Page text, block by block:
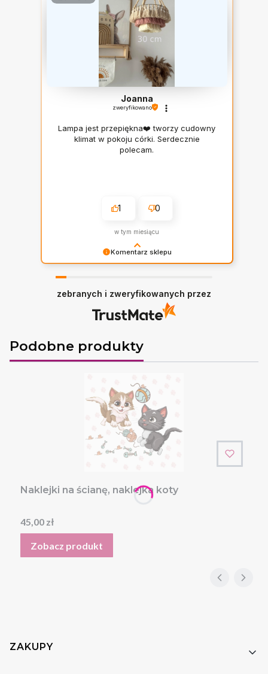
Komentarz sklepu
możemy zapewnić odpowiednią obsługę tak
świetnym klientom. Dziękujemy raz jeszcze!
Joanna
zweryfikowano
Lampa jest przepiękna❤️ tworzy cudowny
klimat w pokoju córki. Serdecznie
polecam.
1 0
w tym miesiącu
zebranych i zweryfikowanych przez
Podobne produkty
Naklejki na ścianę, naklejka koty
Cena
45,00 zł
Zobacz produkt
Linki w stopce
ZAKUPY